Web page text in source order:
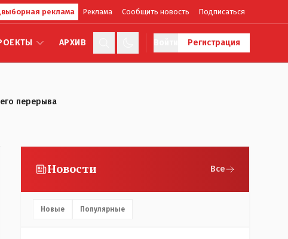
реклама Реклама Сообщить новость Подписаться
АРХИВ Регистрация
перерыва
Новости Все
Новые Популярные